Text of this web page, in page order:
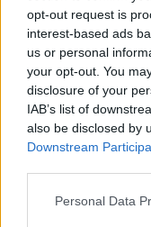
opt-out request is
interest-based ads
us or personal
your opt-out. You
disclosure of your
IAB’s list of
also be disclosed by
Downstream
Personal Data
Fra start har hver
(Menageri og
Dette kan
Ved høst af